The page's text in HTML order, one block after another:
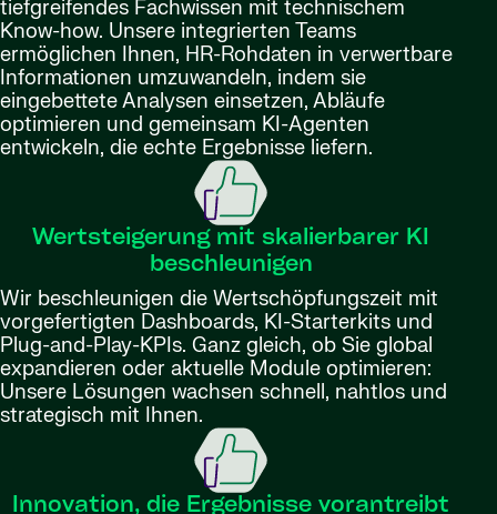
tiefgreifendes Fachwissen mit technischem
Know-how. Unsere integrierten Teams
ermöglichen Ihnen, HR-Rohdaten in verwertbare
Informationen umzuwandeln, indem sie
eingebettete Analysen einsetzen, Abläufe
optimieren und gemeinsam KI-Agenten
entwickeln, die echte Ergebnisse liefern.
Wertsteigerung mit skalierbarer KI
beschleunigen
Wir beschleunigen die Wertschöpfungszeit mit
vorgefertigten Dashboards, KI-Starterkits und
Plug-and-Play-KPIs. Ganz gleich, ob Sie global
expandieren oder aktuelle Module optimieren:
Unsere Lösungen wachsen schnell, nahtlos und
strategisch mit Ihnen.
Innovation, die Ergebnisse vorantreibt